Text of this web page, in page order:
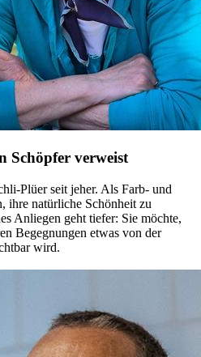
Schöpfer verweist
Plüer seit jeher. Als Farb- und
ihre natürliche Schönheit zu
Anliegen geht tiefer: Sie möchte,
Begegnungen etwas von der
wird.